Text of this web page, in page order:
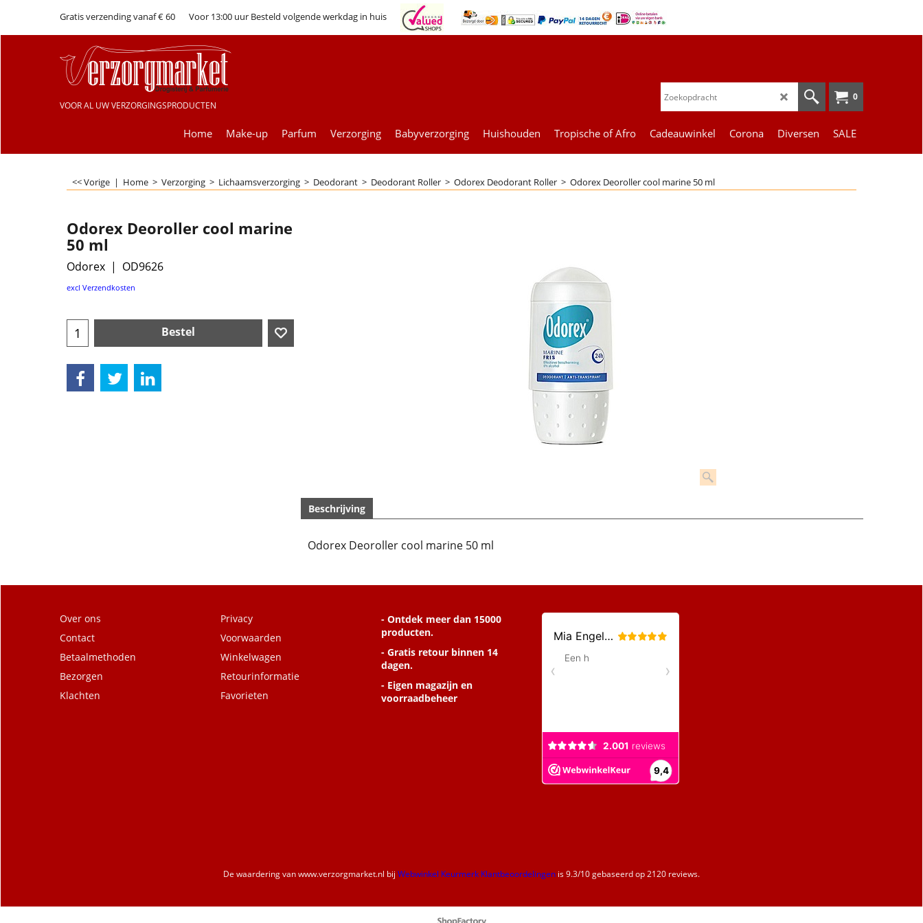
Gratis verzending vanaf € 60 Voor 13:00 uur Besteld volgende werkdag in huis
VOOR AL UW VERZORGINGSPRODUCTEN
0
Home Make-up Parfum Verzorging Babyverzorging Huishouden Tropische of Afro Cadeauwinkel Corona Diversen SALE
<< Vorige | Home > Verzorging > Lichaamsverzorging > Deodorant > Deodorant Roller > Odorex Deodorant Roller > Odorex Deoroller cool marine 50 ml
Odorex Deoroller cool marine
50 ml
Odorex OD9626
€2.50
Bestel
Beschrijving
Odorex Deoroller cool marine 50 ml
Over ons
Contact
Betaalmethoden
Bezorgen
Klachten
Privacy
Voorwaarden
Winkelwagen
Retourinformatie
Favorieten
- Ontdek meer dan 15000
producten.
- Gratis retour binnen 14
dagen.
- Eigen magazijn en
voorraadbeheer
De waardering vanwww.verzorgmarket.nl bij Webwinkel Keurmerk Klantbeoordelingen is9.3/10gebaseerd op 2120 reviews.
Webwinkel gemaakt met